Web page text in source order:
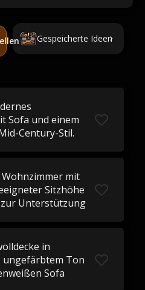
Gespeicherte Ideen
Sofa und einem
Century-Stil.
mit
Sitzhöhe
Unterstützung
in
Ton
Sofa